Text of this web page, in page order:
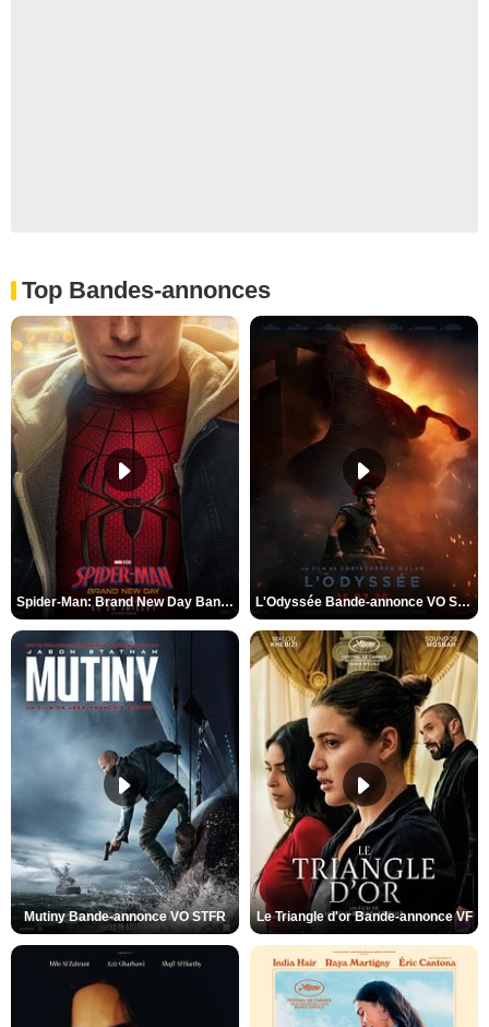
Top Bandes-annonces
Spider-Man: Brand New Day Bande-annonce VO STFR L'Odyssée Bande-annonce VO STFR
Mutiny Bande-annonce VO STFR Le Triangle d'or Bande-annonce VF